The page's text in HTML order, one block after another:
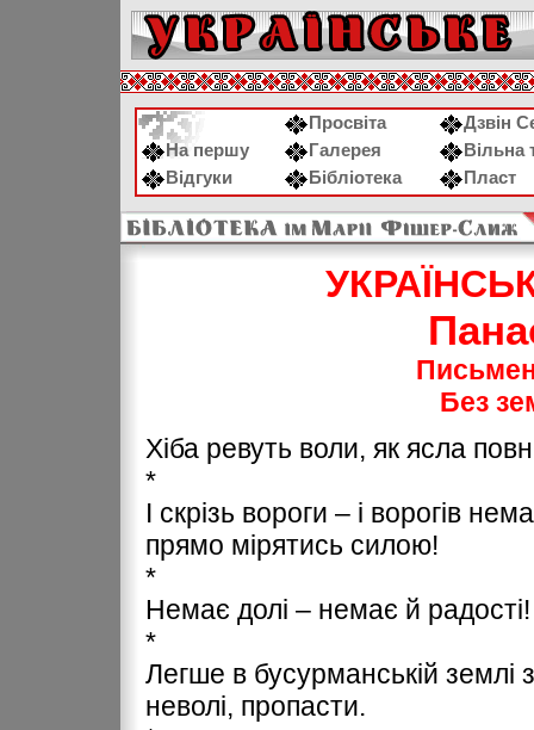
Просвіта
Дзвін
На першу
Галерея
Вільна
Відгуки
Бібліотека Пласт
Без
Хіба ревуть воли, як ясла
*
І скрізь вороги – і ворогів
прямо мірятись силою!
*
Немає долі – немає й радості!
*
Легше в бусурманській землі
неволі, пропасти.